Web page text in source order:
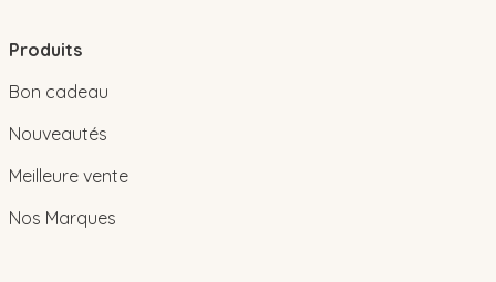
Produits
Bon cadeau
Nouveautés
Meilleure vente
Nos Marques